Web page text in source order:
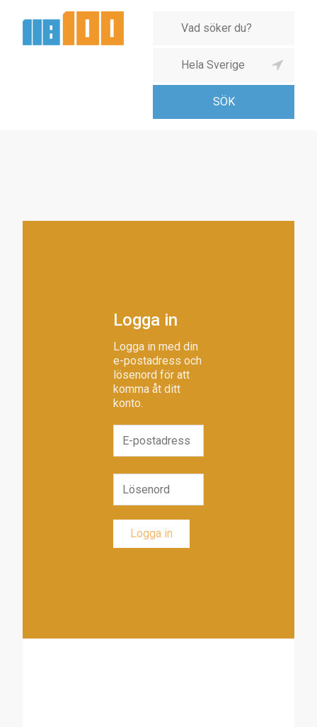
Logga in
Logga in med din
e-postadress och
lösenord för att
komma åt ditt
konto.